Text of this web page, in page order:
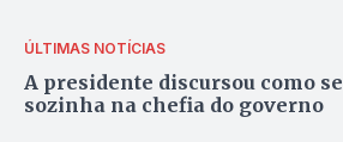
ÚLTIMAS NOTÍCIAS
A presidente discursou como se estivesse
sozinha na chefia do governo